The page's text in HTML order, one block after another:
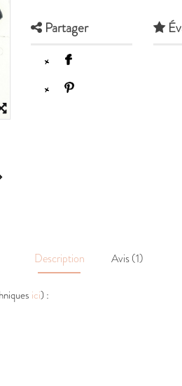
Partager
Description Avis (1)
ici) :